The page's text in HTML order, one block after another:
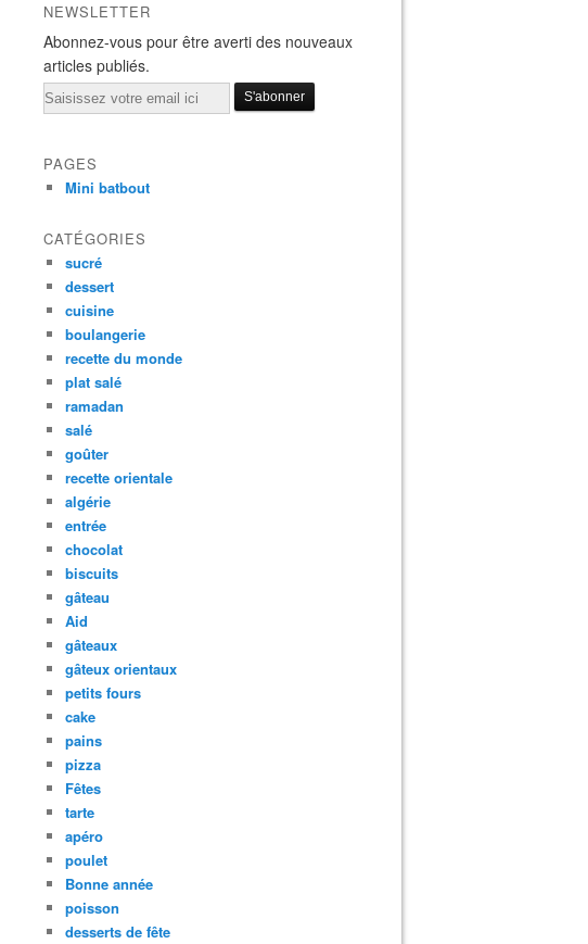
NEWSLETTER
Abonnez-vous pour être averti des nouveaux
articles publiés.
Email
PAGES
Mini batbout
CATÉGORIES
sucré
dessert
cuisine
boulangerie
recette du monde
plat salé
ramadan
salé
goûter
recette orientale
algérie
entrée
chocolat
biscuits
gâteau
Aid
gâteaux
gâteux orientaux
petits fours
cake
pains
pizza
Fêtes
tarte
apéro
poulet
Bonne année
poisson
desserts de fête